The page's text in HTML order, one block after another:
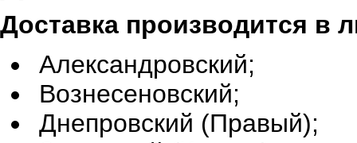
Доставка производится в
Александровский;
Вознесеновский;
Днепровский (Правый);